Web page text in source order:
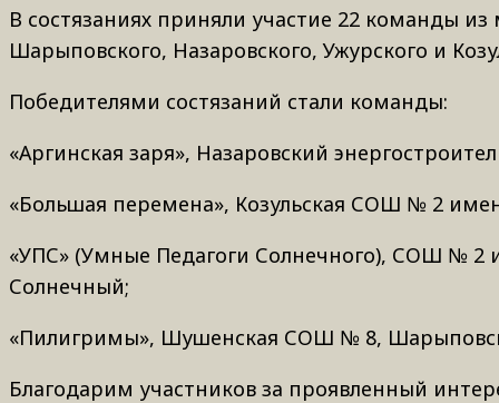
В состязаниях приняли участие 22 команды
Шарыповского, Назаровского, Ужурского и
Победителями состязаний стали команды:
«Аргинская заря», Назаровский
«Большая перемена», Козульская СОШ № 2
«УПС» (Умные Педагоги Солнечного), СОШ № 2
Солнечный;
«Пилигримы», Шушенская СОШ № 8,
Благодарим участников за проявленный